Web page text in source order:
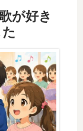
が好き